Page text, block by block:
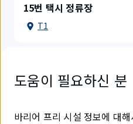
15번 택시 정류장
T1
도움이 필요하신 분
바리어 프리 시설 정보에 대해